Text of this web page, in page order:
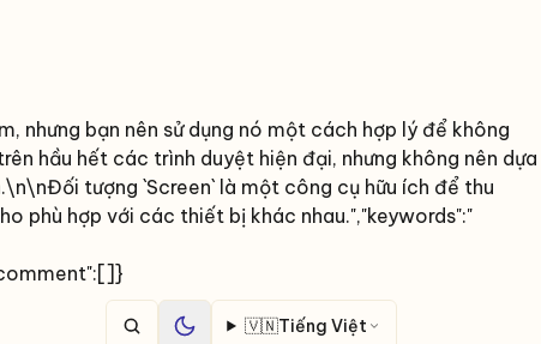
bạn nên sử dụng nó một cách hợp lý để không
hầu hết các trình duyệt hiện đại, nhưng không nên dựa
tượng `Screen` là một công cụ hữu ích để thu
phù hợp với các thiết bị khác nhau.","keywords":"
🇻🇳Tiếng Việt